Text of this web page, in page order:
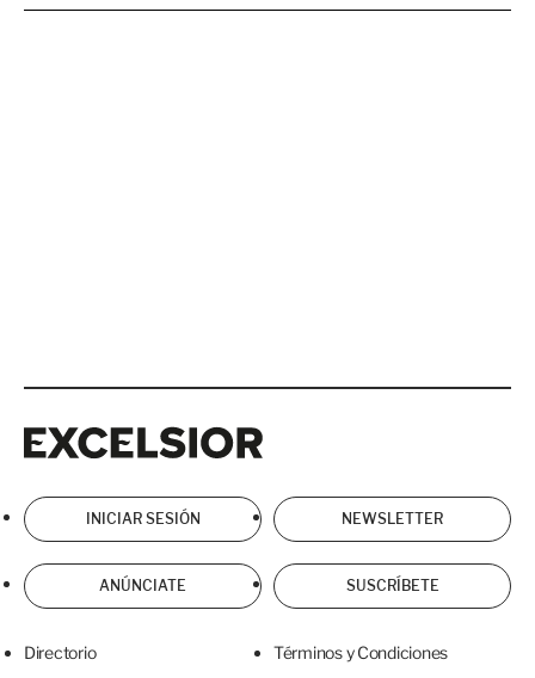
INICIAR SESIÓN NEWSLETTER
ANÚNCIATE SUSCRÍBETE
Directorio Términos y Condiciones